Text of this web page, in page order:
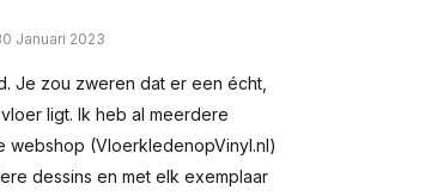
Januari 2023
Je zou zweren dat er een écht,
ligt. Ik heb al meerdere
webshop (VloerkledenopVinyl.nl)
dessins en met elk exemplaar